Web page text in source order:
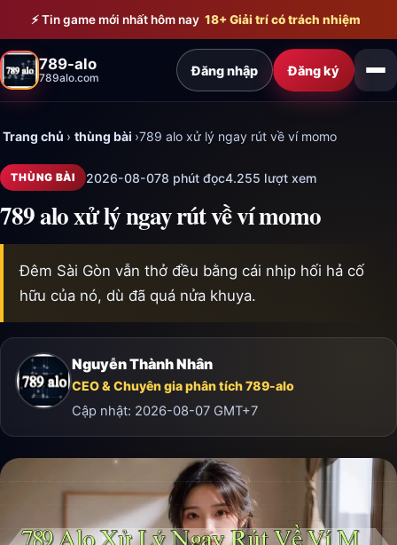
Bỏ qua đến nội dung chính
⚡ Tin game mới nhất hôm nay 18+ Giải trí có trách nhiệm
789-alo
789alo.com Đăng nhập Đăng ký
Trang chủ › thùng bài ›789 alo xử lý ngay rút về ví momo
THÙNG BÀI 2026-08-078 phút đọc4.255 lượt xem
789 alo xử lý ngay rút về ví momo
Đêm Sài Gòn vẫn thở đều bằng cái nhịp hối hả cố
hữu của nó, dù đã quá nửa khuya.
Nguyễn Thành Nhân
CEO & Chuyên gia phân tích 789-alo
Cập nhật: 2026-08-07 GMT+7